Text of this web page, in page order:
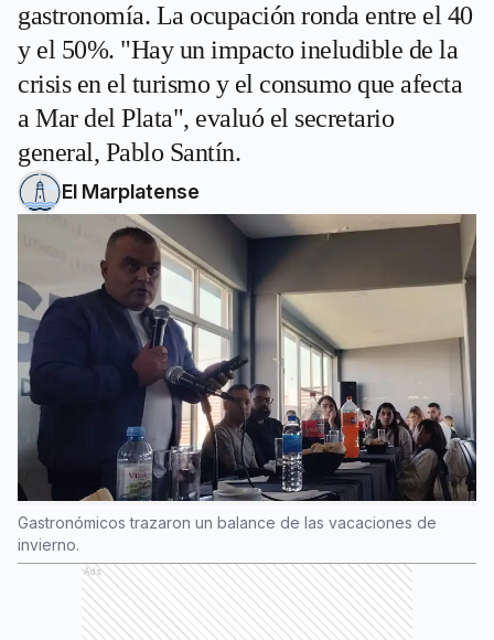
gastronomía. La ocupación ronda entre el 40
y el 50%. "Hay un impacto ineludible de la
crisis en el turismo y el consumo que afecta
a Mar del Plata", evaluó el secretario
general, Pablo Santín.
El Marplatense
Gastronómicos trazaron un balance de las vacaciones de
invierno.
Ads